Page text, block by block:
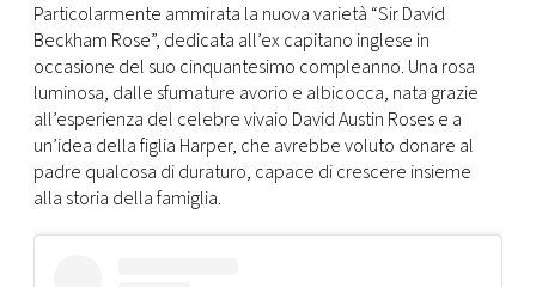
Particolarmente ammirata la nuova varietà “Sir David
Beckham Rose”, dedicata all’ex capitano inglese in
occasione del suo cinquantesimo compleanno. Una rosa
luminosa, dalle sfumature avorio e albicocca, nata grazie
all’esperienza del celebre vivaio David Austin Roses e a
un’idea della figlia Harper, che avrebbe voluto donare al
padre qualcosa di duraturo, capace di crescere insieme
alla storia della famiglia.